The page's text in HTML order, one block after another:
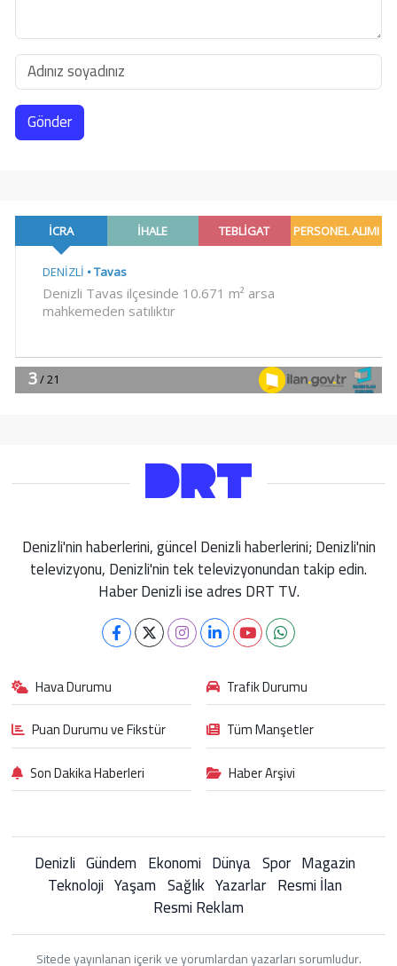
Gönder
Denizli'nin haberlerini, güncel Denizli haberlerini; Denizli'nin
televizyonu, Denizli'nin tek televizyonundan takip edin.
Haber Denizli ise adres DRT TV.
Hava Durumu
Trafik Durumu
Puan Durumu ve Fikstür
Tüm Manşetler
Son Dakika Haberleri
Haber Arşivi
Denizli Gündem Ekonomi Dünya Spor Magazin
Teknoloji Yaşam Sağlık Yazarlar Resmi İlan
Resmi Reklam
Sitede yayınlanan içerik ve yorumlardan yazarları sorumludur.